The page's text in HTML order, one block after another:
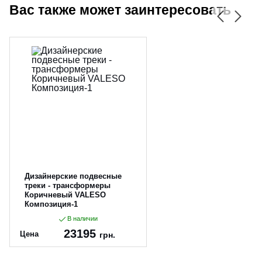
Вас также может заинтересовать
Дизайнерские подвесные
треки - трансформеры
Коричневый VALESO
Композиция-1
В наличии
Цена 23195 грн.